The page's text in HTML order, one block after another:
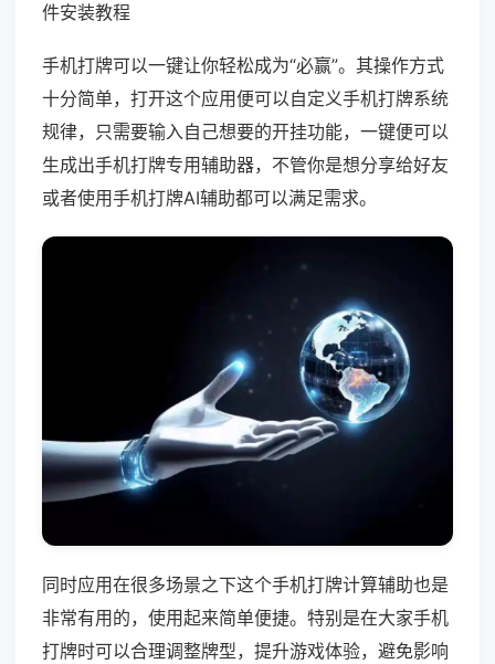
件安装教程
手机打牌可以一键让你轻松成为“必赢”。其操作方式
十分简单，打开这个应用便可以自定义手机打牌系统
规律，只需要输入自己想要的开挂功能，一键便可以
生成出手机打牌专用辅助器，不管你是想分享给好友
或者使用手机打牌AI辅助都可以满足需求。
同时应用在很多场景之下这个手机打牌计算辅助也是
非常有用的，使用起来简单便捷。特别是在大家手机
打牌时可以合理调整牌型，提升游戏体验，避免影响